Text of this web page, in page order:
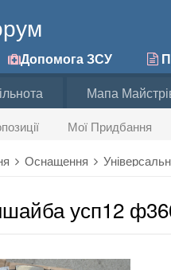
Допомога ЗСУ
Мої Придбання
Мапа
Оснащення
усп12